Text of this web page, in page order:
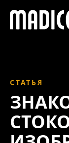
Мадико
СТАТЬЯ